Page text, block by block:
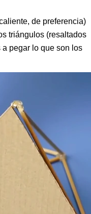
de preferencia)
triángulos (resaltados
pegar lo que son los